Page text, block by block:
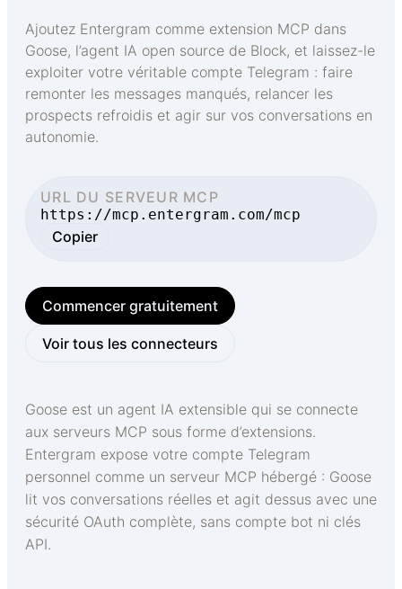
Ajoutez Entergram comme extension MCP dans
Goose, l’agent IA open source de Block, et laissez-le
exploiter votre véritable compte Telegram : faire
remonter les messages manqués, relancer les
prospects refroidis et agir sur vos conversations en
autonomie.
URL DU SERVEUR MCP
https://mcp.entergram.com/mcp
Copier
Commencer gratuitement
Voir tous les connecteurs
Goose est un agent IA extensible qui se connecte
aux serveurs MCP sous forme d’extensions.
Entergram expose votre compte Telegram
personnel comme un serveur MCP hébergé : Goose
lit vos conversations réelles et agit dessus avec une
sécurité OAuth complète, sans compte bot ni clés
API.